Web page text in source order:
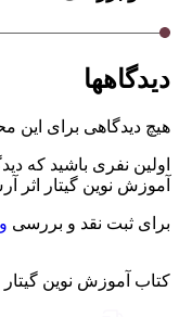
دیدگاهها
هیچ دیدگاهی برای
اولین نفری باشید که
آموزش نوین گیتار اثر
برای ثبت نقد و بررسی
کتاب آموزش نوین